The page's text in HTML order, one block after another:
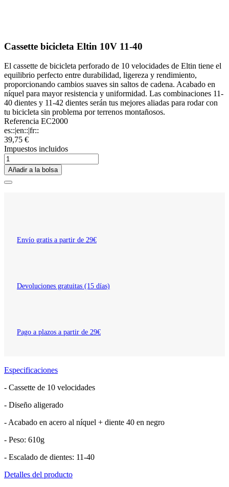
Cassette bicicleta Eltin 10V 11-40
El cassette de bicicleta perforado de 10 velocidades de Eltin tiene el
equilibrio perfecto entre durabilidad, ligereza y rendimiento,
proporcionando cambios suaves sin saltos de cadena. Acabado en
níquel para mayor resistencia y uniformidad. Las combinaciones 11-
40 dientes y 11-42 dientes serán tus mejores aliadas para rodar con
tu bicicleta sin problema por terrenos montañosos.
Referencia EC2000
es::|en::|fr::
39,75 €
Impuestos incluidos
Añadir a la bolsa
Envío gratis a partir de 29€
Devoluciones gratuitas (15 días)
Pago a plazos a partir de 29€
Especificaciones
- Cassette de 10 velocidades
- Diseño aligerado
- Acabado en acero al níquel + diente 40 en negro
- Peso: 610g
- Escalado de dientes: 11-40
Detalles del producto